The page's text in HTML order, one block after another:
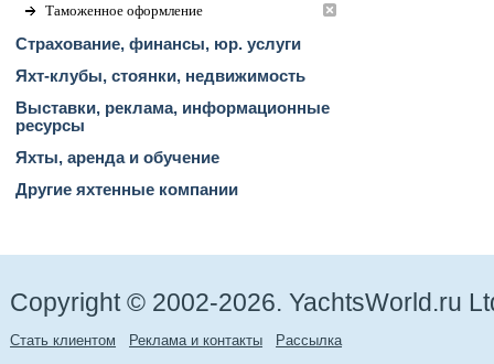
Таможенное оформление
Страхование, финансы, юр. услуги
Яхт-клубы, стоянки, недвижимость
Выставки, реклама, информационные
ресурсы
Яхты, аренда и обучение
Другие яхтенные компании
Copyright © 2002-2026. YachtsWorld.ru
Стать клиентом Реклама и контакты Рассылка